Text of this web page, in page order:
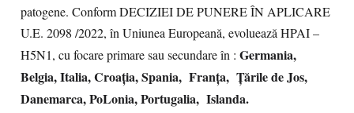
patogene. Conform DECIZIEI DE PUNERE ÎN APLICARE
U.E. 2098 /2022, în Uniunea Europeană, evoluează HPAI –
H5N1, cu focare primare sau secundare în : Germania,
Belgia, Italia, Croația, Spania, Franța, Țările de Jos,
Danemarca, PoLonia, Portugalia, Islanda.